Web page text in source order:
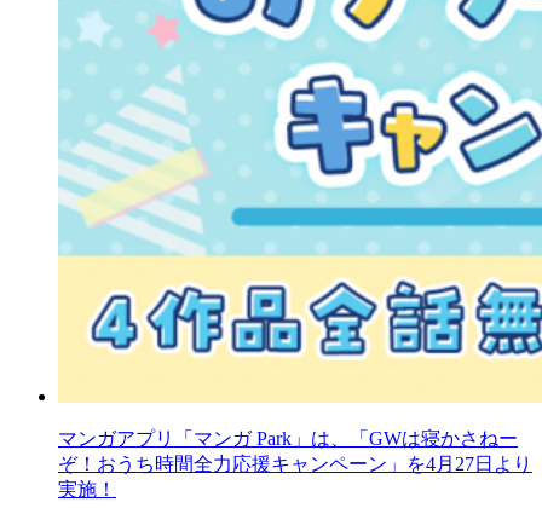
マンガアプリ「マンガ Park」は、「GWは寝かさねー
ぞ！おうち時間全力応援キャンペーン」を4月27日より
実施！